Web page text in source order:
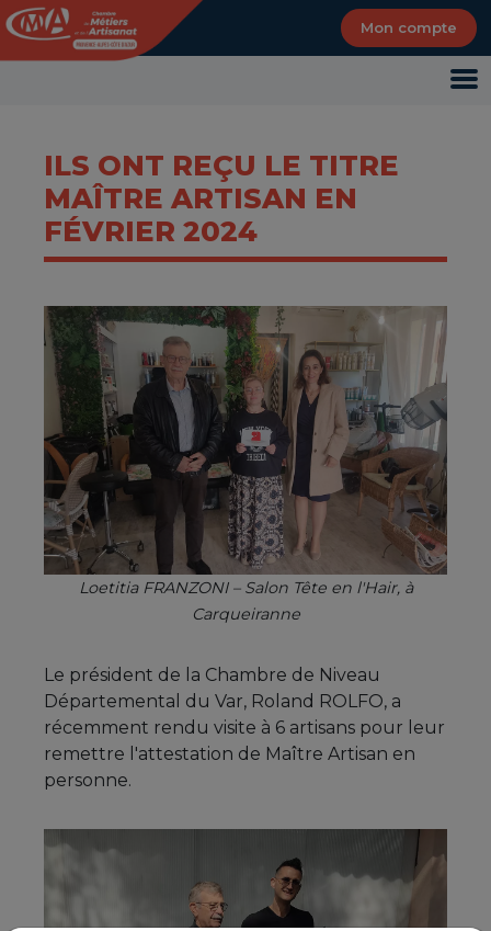
Mon compte
ILS ONT REÇU LE TITRE
MAÎTRE ARTISAN EN
FÉVRIER 2024
Loetitia FRANZONI – Salon Tête en l'Hair, à
Carqueiranne
Le président de la Chambre de Niveau
Départemental du Var, Roland ROLFO, a
récemment rendu visite à 6 artisans pour leur
remettre l'attestation de Maître Artisan en
personne.
Panneau de gestion des cookies